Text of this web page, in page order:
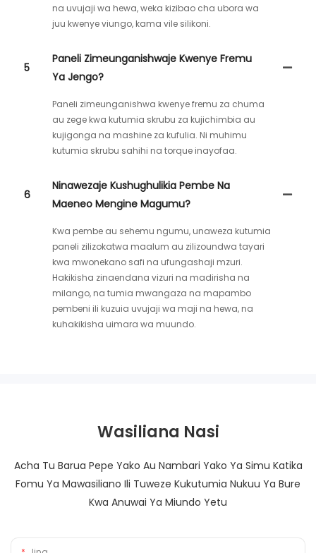
na uvujaji wa hewa, weka kizibao cha ubora wa
juu kwenye viungo, kama vile silikoni.
5
Paneli Zimeunganishwaje Kwenye Fremu
Ya Jengo?
Paneli zimeunganishwa kwenye fremu za chuma
au zege kwa kutumia skrubu za kujichimbia au
kujigonga na mashine za kufulia. Ni muhimu
kutumia skrubu sahihi na torque inayofaa.
6
Ninawezaje Kushughulikia Pembe Na
Maeneo Mengine Magumu?
Kwa pembe au sehemu ngumu, unaweza kutumia
paneli zilizokatwa maalum au zilizoundwa tayari
kwa mwonekano safi na ufungashaji mzuri.
Hakikisha zinaendana vizuri na madirisha na
milango, na tumia mwangaza na mapambo
pembeni ili kuzuia uvujaji wa maji na hewa, na
kuhakikisha uimara wa muundo.
Wasiliana Nasi
Acha Tu Barua Pepe Yako Au Nambari Yako Ya Simu Katika
Fomu Ya Mawasiliano Ili Tuweze Kukutumia Nukuu Ya Bure
Kwa Anuwai Ya Miundo Yetu